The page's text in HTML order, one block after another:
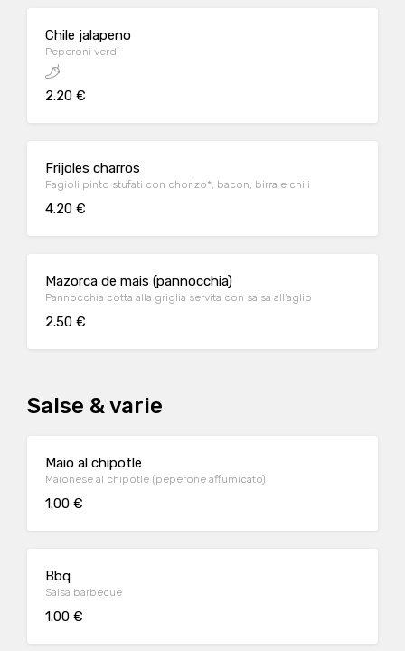
Chile jalapeno
Peperoni verdi
2.20 €
Frijoles charros
Fagioli pinto stufati con chorizo*, bacon, birra e chili
4.20 €
Mazorca de mais (pannocchia)
Pannocchia cotta alla griglia servita con salsa all'aglio
2.50 €
Salse & varie
Maio al chipotle
Maionese al chipotle (peperone affumicato)
1.00 €
Bbq
Salsa barbecue
1.00 €